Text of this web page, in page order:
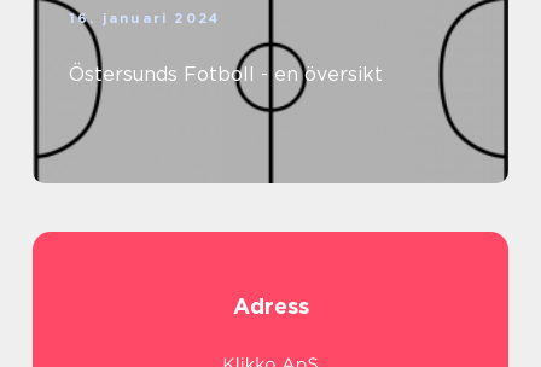
16. januari 2024
Östersunds Fotboll - en översikt
Adress